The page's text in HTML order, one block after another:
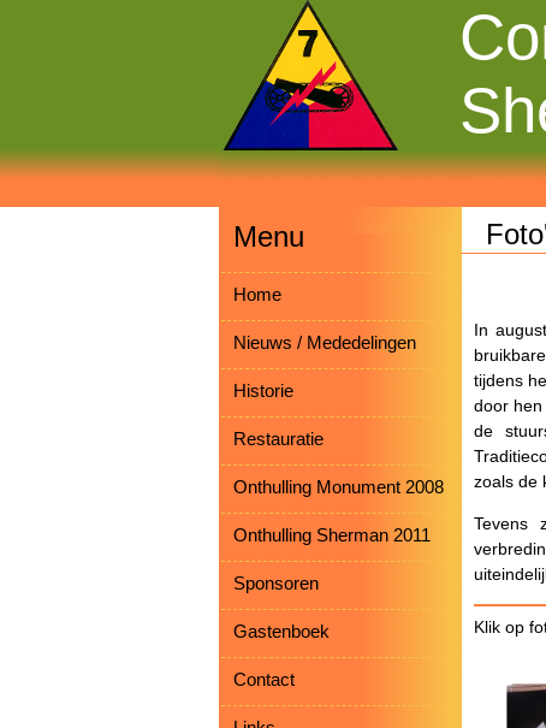
Menu
Home
Nieuws / Mededelingen
Historie
Restauratie
Onthulling Monument 2008
Onthulling Sherman 2011
Sponsoren
Gastenboek
Contact
In
tijdens
door
de
zoals de
Tevens
Klik op